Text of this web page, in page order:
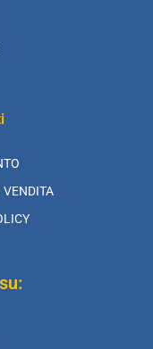
VENDITA